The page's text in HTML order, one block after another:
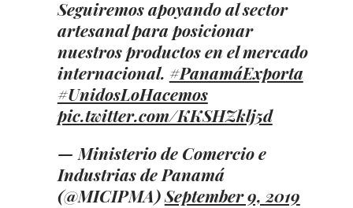
Seguiremos apoyando al sector
artesanal para posicionar
nuestros productos en el mercado
internacional. #PanamáExporta
#UnidosLoHacemos
pic.twitter.com/KKSHZklj5d
— Ministerio de Comercio e
Industrias de Panamá
(@MICIPMA)September 9, 2019